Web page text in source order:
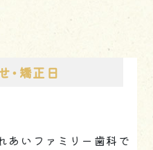
・矯正日
あいファミリー歯科で